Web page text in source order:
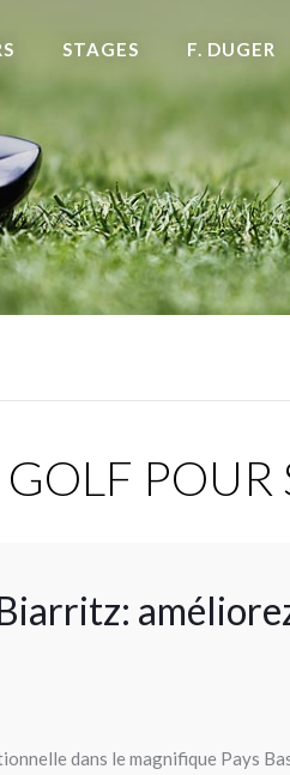
STAGES F. DUGER
POUR
dans le magnifique Pays